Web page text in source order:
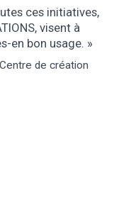
ces initiatives,
visent à
en bon usage.
de création